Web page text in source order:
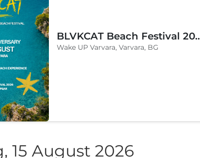
BLVKCAT Beach
Wake UP Varvara, Varvara, BG
15 August 2026